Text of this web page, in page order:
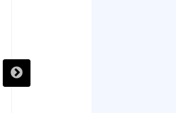
historique et artistique de